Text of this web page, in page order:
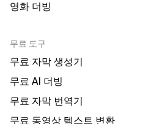
영화 더빙
무료 도구
무료 자막 생성기
무료 AI 더빙
무료 자막 번역기
무료 동영상 텍스트 변환